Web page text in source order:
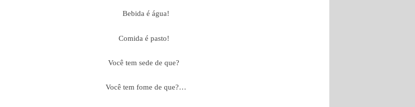
Bebida é água!
Comida é pasto!
Você tem sede de que?
Você tem fome de que?…